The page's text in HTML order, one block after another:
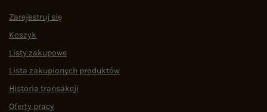
Zarejestruj się
Koszyk
Listy zakupowe
Lista zakupionych produktów
Historia transakcji
Oferty pracy